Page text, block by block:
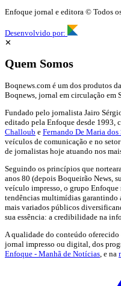
Enfoque jornal e editora © Todos
Desenvolvido por:
✕
Quem Somos
Boqnews.com é um dos produtos
Boqnews, jornal em circulação em
Fundado pelo jornalista Jairo
editado pela Enfoque desde 1993,
Challoub e Fernando De Maria dos
veículos de comunicação e no
de jornalistas hoje atuando nos
Seguindo os princípios que
anos 80 (depois Boqueirão News,
veículo impresso, o grupo Enfoque
tendências multimídias garantindo
mais variados públicos
sua essência: a credibilidade na
A qualidade do conteúdo oferecido
jornal impresso ou digital, dos
Enfoque - Manhã de Notícias , e na